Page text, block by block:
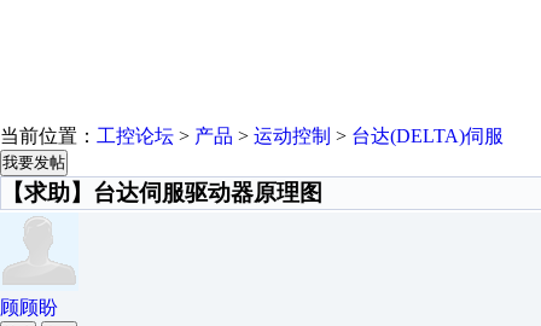
当前位置： 工控论坛 > 产品 > 运动控制 > 台达(DELTA)伺服
我要发帖
【求助】台达伺服驱动器原理图
顾顾盼